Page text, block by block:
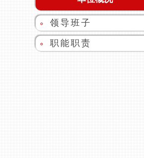
领导班子
职能职责